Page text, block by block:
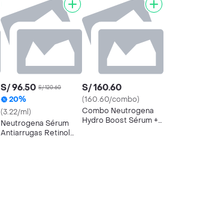
S/ 96.50 S/ 120.60
20%
(3.22/ml)
Neutrogena Sérum
Antiarrugas Retinol
S/ 160.60
(160.60/combo)
Combo Neutrogena
Hydro Boost Sérum +